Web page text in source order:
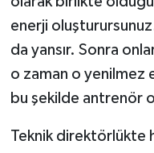
enerji
da yansır. Sonra
o zaman o yenilmez
bu şekilde antrenör
Teknik direktörlükte